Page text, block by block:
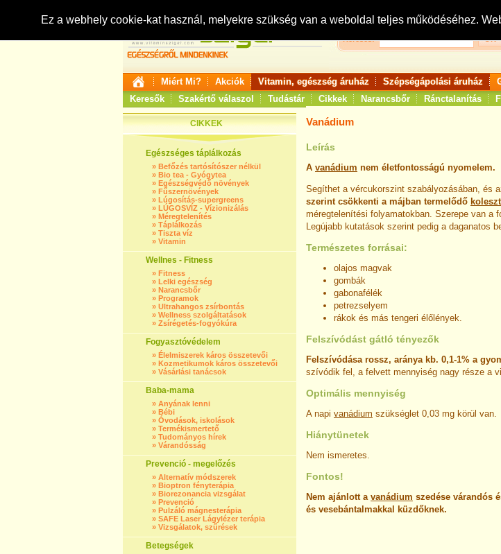
Ez a webhely cookie-kat használ, melyekre szükség van a weboldal teljes működéséhez.
Keresés:
Miért Mi? Akciók Vitamin, egészség áruház Szépségápolási áruház
Keresők
Szakértő válaszol Tudástár Cikkek Narancsbőr Ránctalanítás
CIKKEK
Egészséges táplálkozás
» Befőzés tartósítószer nélkül
» Bio tea - Gyógytea
» Egészségvédő növények
» Fűszernövények
» Lúgosítás-supergreens
» LÚGOSVÍZ - Vízionizálás
» Méregtelenítés
» Táplálkozás
» Tiszta víz
» Vitamin
Wellnes - Fitness
» Fitness
» Lelki egészség
» Narancsbőr
» Programok
» Ultrahangos zsírbontás
» Wellness szolgáltatások
» Zsírégetés-fogyókúra
Fogyasztóvédelem
» Élelmiszerek káros összetevői
» Kozmetikumok káros összetevői
» Vásárlási tanácsok
Baba-mama
» Anyának lenni
» Bébi
» Óvodások, iskolások
» Termékismertető
» Tudományos hírek
» Várandósság
Prevenció - megelőzés
» Alternatív módszerek
» Bioptron fényterápia
» Biorezonancia vizsgálat
» Prevenció
» Pulzáló mágnesterápia
» SAFE Laser Lágylézer terápia
» Vizsgálatok, szűrések
Betegségek
Vanádium
Leírás
A vanádium nem életfontosságú nyomelem.
Segíthet a vércukorszint szabályozásában, és
szerint csökkenti a májban termelődő
méregtelenítési folyamatokban. Szerepe van a
Legújabb kutatások szerint pedig a daganatos
Természetes forrásai:
olajos magvak
gombák
gabonafélék
petrezselyem
rákok és más tengeri élőlények.
Felszívódást gátló tényezők
Felszívódása rossz, aránya kb. 0,1-1% a
szívódik fel, a felvett mennyiség nagy része a
Optimális mennyiség
A napi vanádium szükséglet 0,03 mg körül van.
Hiánytünetek
Nem ismeretes.
Fontos!
Nem ajánlott a vanádium szedése várandós
és vesebántalmakkal küzdőknek.